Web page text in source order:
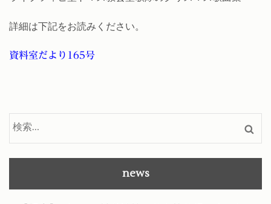
詳細は下記をお読みください。
資料室だより165号
news